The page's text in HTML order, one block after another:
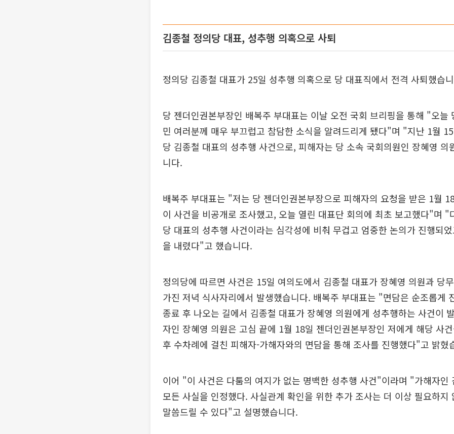
김종철 정의당 대표, 성추행 의혹으로 사퇴
정의당 김종철 대표가 25일 성추행 의혹으로 당 대표직에서 전격 사퇴했습
당 젠더인권본부장인 배복주 부대표는 이날 오전 국회 브리핑을 통해 "오늘
민 여러분께 매우 부끄럽고 참담한 소식을 알려드리게 됐다"며 "지난 1월
당 김종철 대표의 성추행 사건으로, 피해자는 당 소속 국회의원인 장혜영 의
니다.
배복주 부대표는 "저는 당 젠더인권본부장으로 피해자의 요청을 받은 1월
이 사건을 비공개로 조사했고, 오늘 열린 대표단 회의에 최초 보고했다"며 "
당 대표의 성추행 사건이라는 심각성에 비춰 무겁고 엄중한 논의가 진행되
을 내렸다"고 했습니다.
정의당에 따르면 사건은 15일 여의도에서 김종철 대표가 장혜영 의원과 당
가진 저녁 식사자리에서 발생했습니다. 배복주 부대표는 "면담은 순조롭게
종료 후 나오는 길에서 김종철 대표가 장혜영 의원에게 성추행하는 사건이
자인 장혜영 의원은 고심 끝에 1월 18일 젠더인권본부장인 저에게 해당 사
후 수차례에 걸친 피해자-가해자와의 면담을 통해 조사를 진행했다"고 밝혔
이어 "이 사건은 다툼의 여지가 없는 명백한 성추행 사건"이라며 "가해자인
모든 사실을 인정했다. 사실관계 확인을 위한 추가 조사는 더 이상 필요하지
말씀드릴 수 있다"고 설명했습니다.